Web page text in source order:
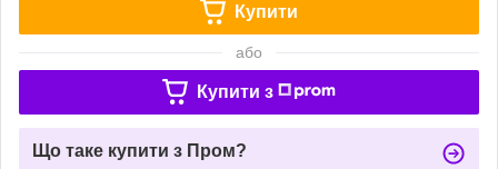
Купити
або
Купити з
Що таке купити з Пром?